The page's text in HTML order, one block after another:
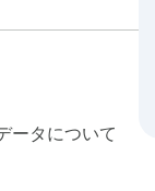
ータについて